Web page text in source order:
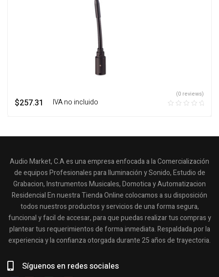
$257.31 ‎ ‎ ‎ IVA no incluido
(0 reviews)
Audio Market, C.A es una empresa enfocada a la Comercialización
de equipos Profesionales para Iluminación y Sonido, Estudio de
Grabacion, Instrumentos Musicales, Domotica y Automatizacion
Residencial En nuestra Tienda Online colocamos a su disposición
todos nuestros productos y servicios de una forma segura,
funcional y facil de accesar, para que puedas realizar tus compras y
plantear tus requerimientos de forma inmediata. Respaldada por la
experiencia y la confianza otorgada durante 25 años de trayectoria.
Síguenos en redes sociales